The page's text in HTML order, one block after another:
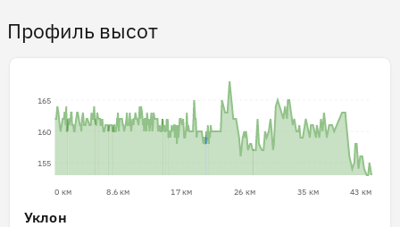
Профиль высот
155
160
165
0 км 8.6 км 17 км 26 км 35 км 43 км
Уклон